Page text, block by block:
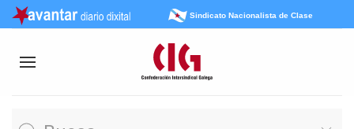
Sindicato Nacionalista de Clase